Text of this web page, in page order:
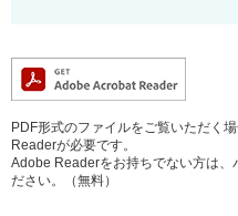
PDF形式のファイルをご覧いただく
Readerが必要です。
Adobe Readerをお持ちでない方は、
ださい。（無料）